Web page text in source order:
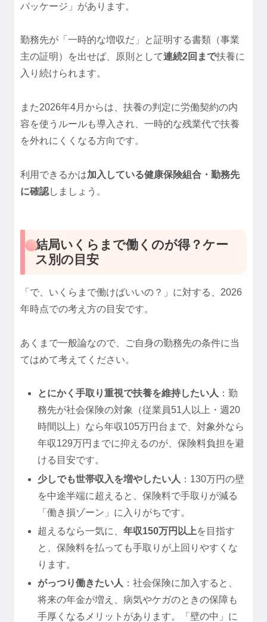
パッケージ」があります。
勤務先が「一時的な増収だ」と証明する書類（事業
主の証明）を出せば、原則として連続2回まで扶養に
入り続けられます。
また2026年4月からは、扶養の判定に労働契約の内
容を使うルールも導入され、一時的な残業代で扶養
を外れにくくなる方向です。
利用できるかは加入している健康保険組合・勤務先
に確認しましょう。
結局いくらまで働くのが得？ケー
ス別の目安
「で、いくらまで働けばいいの？」に対する、2026
年時点での考え方の目安です。
あくまで一般論なので、ご自身の勤務先の条件に当
てはめて考えてください。
とにかく手取り重視で扶養を維持したい人 ：勤
務先が社会保険の対象（従業員51人以上・週20
時間以上）なら年収105万円台まで、対象外なら
年収129万円までに抑えるのが、保険料負担を避
ける目安です。
少しでも世帯収入を増やしたい人 ：130万円の壁
を中途半端に超えると、保険料で手取りが減る
「働き損ゾーン」に入りがちです。
超えるなら一気に、年収150万円以上を目指す
と、保険料を払っても手取りが上回りやすくな
ります。
がっつり働きたい人 ：社会保険に加入すると、
将来の年金が増え、病気やケガのときの保障も
手厚くなるメリットがあります。「壁の中」に